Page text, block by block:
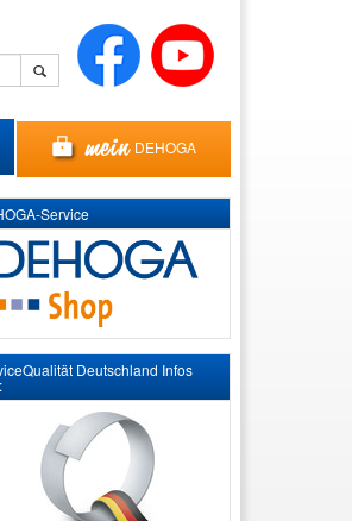
DEHOGA
Service
Deutschland Infos